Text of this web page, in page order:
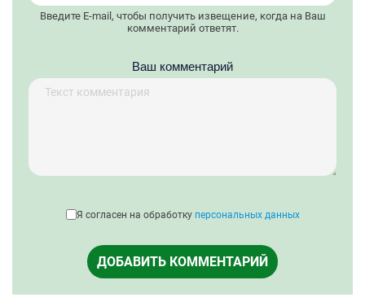
Введите E-mail, чтобы получить извещение, когда на Ваш
комментарий ответят.
Ваш комментарий
Я согласен на обработку персональных данных
ДОБАВИТЬ КОММЕНТАРИЙ